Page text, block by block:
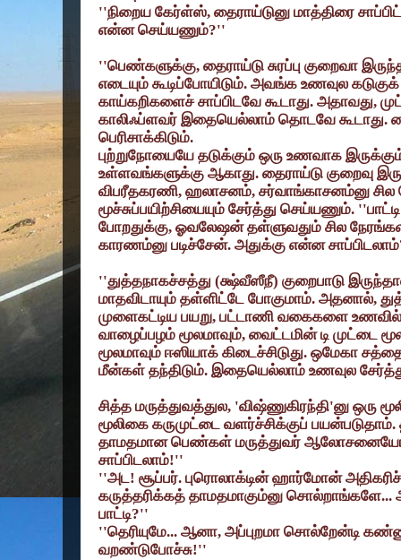
''நிறைய கேர்ள்ஸ், தைராய்டுனு மாத்திரை
என்ன செய்யணும்?''
''பெண்களுக்கு, தைராய்டு சுரப்பு குறைவா
எடையும் கூடிப்போயிடும். அவங்க உணவுல
காய்கறிகளைச் சாப்பிடவே கூடாது. அதாவது,
காலிஃப்ளவர் இதையெல்லாம் தொடவே கூடாது.
பெரிசாக்கிடும்.
புற்றுநோயையே தடுக்கும் ஒரு உணவாக
உள்ளவங்களுக்கு ஆகாது. தைராய்டு குறைவு
விபரீதகரணி, ஹலாசனம், சர்வாங்காசனம்னு
மூச்சுப்பயிற்சியையும் சேர்த்து செய்யணும். ''
போறதுக்கு, ஓவலேஷன் தள்ளுவதும் சில
காரணம்னு படிச்சேன். அதுக்கு என்ன சாப்பிடலாம்
''துத்தநாகச்சத்து (க்ஷ்வீஸீநீ) குறைபாடு
மாதவிடாயும் தள்ளிட்டே போகுமாம். அதனால்,
முளைகட்டிய பயறு, பட்டாணி வகைகளை உணவில்
வாழைப்பழம் மூலமாவும், வைட்டமின் டி முட்டை
மூலமாவும் ஈஸியாக் கிடைச்சிடுது. ஒமேகா
மீன்கள் தந்திடும். இதையெல்லாம் உணவுல
சித்த மருத்துவத்துல, 'விஷ்ணுகிரந்தி'னு ஒரு
மூலிகை கருமுட்டை வளர்ச்சிக்குப் பயன்படுதாம்.
தாமதமான பெண்கள் மருத்துவர்
சாப்பிடலாம்!''
''அட! சூப்பர். புரொலாக்டின் ஹார்மோன்
கருத்தரிக்கத் தாமதமாகும்னு சொல்றாங்களே...
பாட்டி?''
''தெரியுமே... ஆனா, அப்புறமா சொல்றேன்டி
வறண்டுபோச்சு!''